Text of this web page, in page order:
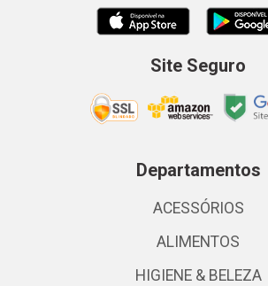
Site Seguro
Departamentos
ACESSÓRIOS
ALIMENTOS
HIGIENE & BELEZA